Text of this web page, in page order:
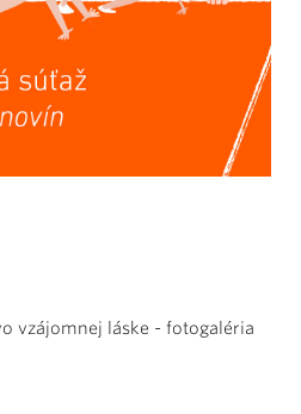
vzájomnej láske - fotogaléria